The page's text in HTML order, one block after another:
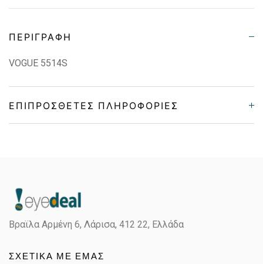
ΠΕΡΙΓΡΑΦΉ
VOGUE 5514S
ΕΠΙΠΡΌΣΘΕΤΕΣ ΠΛΗΡΟΦΟΡΊΕΣ
Color
Lens Color BLUE
Color code
Βραϊλα Αρμένη 6, Λάρισα, 412 22, Ελλάδα
ΣΧΕΤΙΚΑ ΜΕ ΕΜΑΣ